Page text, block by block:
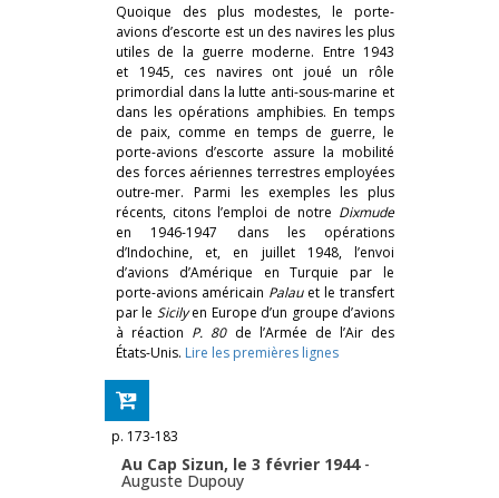
Quoique des plus modestes, le porte-
avions d’escorte est un des navires les plus
utiles de la guerre moderne. Entre 1943
et 1945, ces navires ont joué un rôle
primordial dans la lutte anti-sous-marine et
dans les opérations amphibies. En temps
de paix, comme en temps de guerre, le
porte-avions d’escorte assure la mobilité
des forces aériennes terrestres employées
outre-mer. Parmi les exemples les plus
récents, citons l’emploi de notre Dixmude
en 1946-1947 dans les opérations
d’Indochine, et, en juillet 1948, l’envoi
d’avions d’Amérique en Turquie par le
porte-avions américain Palau et le transfert
par le Sicilyen Europe d’un groupe d’avions
à réaction P. 80 de l’Armée de l’Air des
États-Unis. Lire les premières lignes
p. 173-183
Au Cap Sizun, le 3 février 1944 -
Auguste Dupouy